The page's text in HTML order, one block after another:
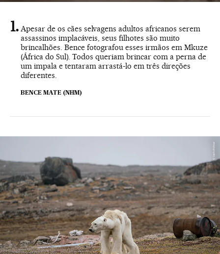
Apesar de os cães selvagens adultos africanos serem
assassinos implacáveis, seus filhotes são muito
brincalhões. Bence fotografou esses irmãos em Mkuze
(África do Sul). Todos queriam brincar com a perna de
um impala e tentaram arrastá-lo em três direções
diferentes.
BENCE MATE (NHM)